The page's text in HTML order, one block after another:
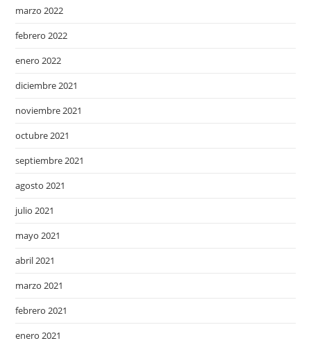
marzo 2022
febrero 2022
enero 2022
diciembre 2021
noviembre 2021
octubre 2021
septiembre 2021
agosto 2021
julio 2021
mayo 2021
abril 2021
marzo 2021
febrero 2021
enero 2021